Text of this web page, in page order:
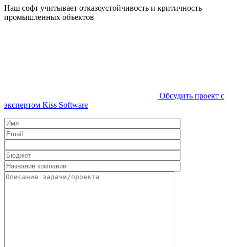
Наш софт учитывает отказоустойчивость и критичность
промышленных объектов
Обсудить проект с
экспертом Kiss Software